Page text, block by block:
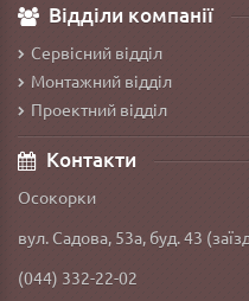
Відділи компанії
Сервісний відділ
Монтажний відділ
Проектний відділ
Контакти
Осокорки
вул. Садова, 53а, буд. 43
(044) 332-22-02